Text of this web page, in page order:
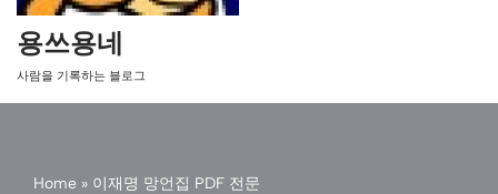
용쓰용네
사람을 기록하는 블로그
Home » 이재명 망언집 PDF 전문